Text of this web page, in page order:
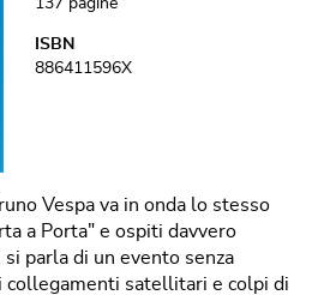
Vespa va in onda lo stesso
a Porta" e ospiti davvero
si parla di un evento senza
collegamenti satellitari e colpi di
ISBN
886411596X